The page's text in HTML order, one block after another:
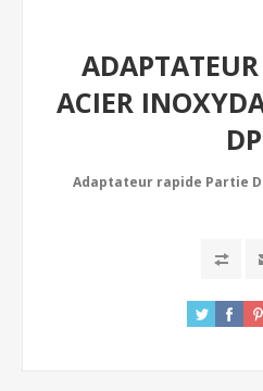
ACIER
DP
Adaptateur rapide Partie